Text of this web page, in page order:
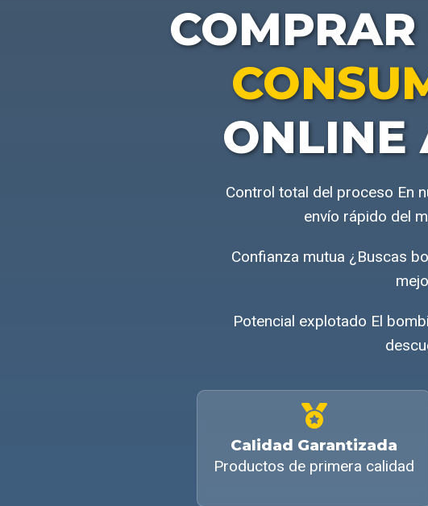
COMPRAR
ONLINE
Control total del proceso En
envío rápido del
Confianza mutua ¿Buscas
Potencial explotado El
Calidad Garantizada
Productos de primera calidad